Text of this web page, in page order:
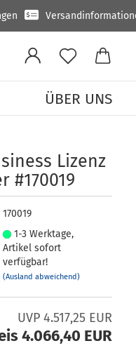
ÜBER UNS
Li­zenz
#170019
170019
1-3 Werktage,
Artikel sofort
verfügbar!
(Ausland abweichend)
UVP 4.517,25 EUR
4.066,40 EUR